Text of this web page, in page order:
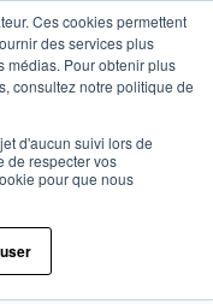
Ces cookies permettent
des services plus
médias. Pour obtenir plus
consultez notre politique de
d'aucun suivi lors de
de respecter vos
pour que nous
de Loire Eure-et-Loir
à Dreux :